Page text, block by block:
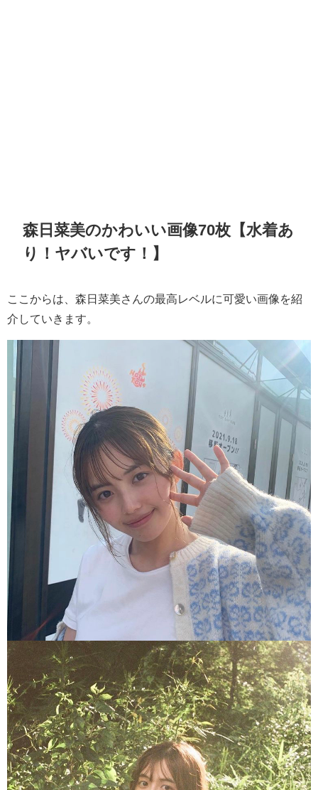
森日菜美のかわいい画像70枚【水着あ
り！ヤバいです！】
ここからは、森日菜美さんの最高レベルに可愛い画像を紹
介していきます。